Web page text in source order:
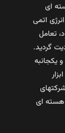
ای
اتمی
تعامل
گردید.
یکجانبه
هسته ای